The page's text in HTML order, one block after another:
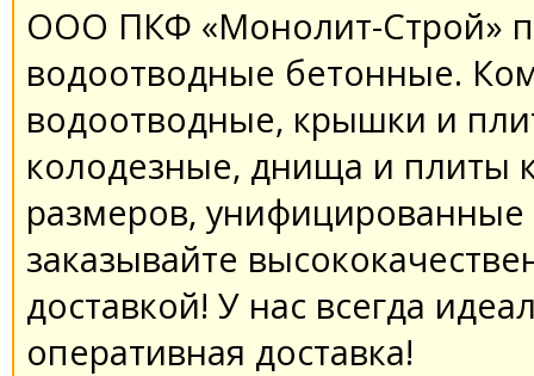
ООО ПКФ «Монолит-Строй»
водоотводные бетонные.
водоотводные, крышки и
колодезные, днища и плиты
размеров,
заказывайте
доставкой! У нас всегда
оперативная доставка!